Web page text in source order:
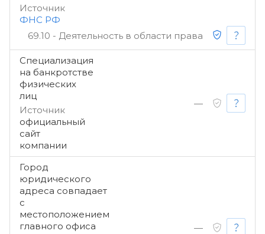
Источник
ФНС РФ
69.10 - Деятельность в области права
Специализация
на банкротстве
физических
лиц
Источник
официальный
сайт
компании
—
Город
юридического
адреса совпадает
с
местоположением
главного офиса
—